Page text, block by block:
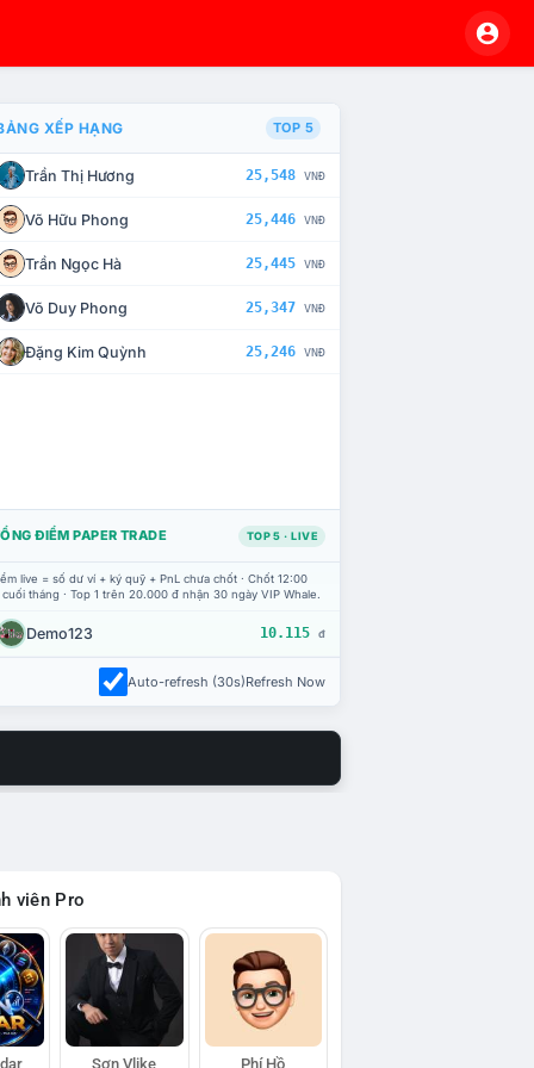
CHẾ TÀI XỬ LÝ VI PHẠM
XẾP HẠNG TOP 5
Trần Thị Hương 25,548 VNĐ
Võ Hữu Phong 25,446 VNĐ
Trần Ngọc Hà 25,445 VNĐ
Võ Duy Phong 25,347 VNĐ
Đặng Kim Quỳnh 25,246 VNĐ
ĐIỂM PAPER TRADE TOP 5 · LIVE
live = số dư ví + ký quỹ + PnL chưa chốt · Chốt 12:00
tháng · Top 1 trên 20.000 đ nhận 30 ngày VIP Whale.
Demo123 10.115 đ
Auto-refresh (30s)Refresh Now
viên Pro
Sơn Vlike Phí Hồ